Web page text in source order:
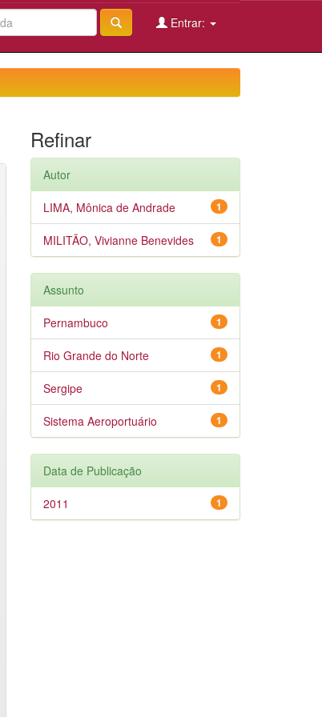
Entrar:
Refinar
Autor
1
LIMA, Mônica de Andrade
1
MILITÃO, Vivianne Benevides
Assunto
1
Pernambuco
1
Rio Grande do Norte
1
Sergipe
1
Sistema Aeroportuário
Data de Publicação
1
2011